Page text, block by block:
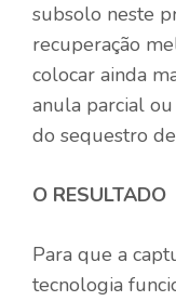
subsolo neste
recuperação
colocar ainda
anula parcial
do sequestro
O RESULTADO
Para que a
tecnologia